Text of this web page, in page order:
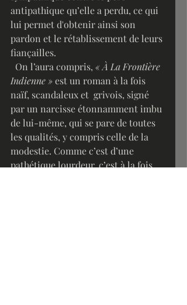
antipathique qu’elle a perdu, ce qui
lui permet d'obtenir ainsi son
pardon et le rétablissement de leurs
fiançailles.
  On l’aura compris,
« À La Frontière
Indienne » est un roman à la fois
naïf, scandaleux et  grivois, signé
par un narcisse étonnamment imbu
de lui-même, qui se pare de toutes
les qualités, y compris celle de la
modestie. Comme c’est d’une
pathétique lourdeur, c’est à la fois